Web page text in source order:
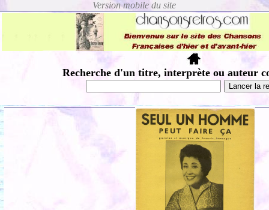
Recherche d'un titre, interprète ou auteur